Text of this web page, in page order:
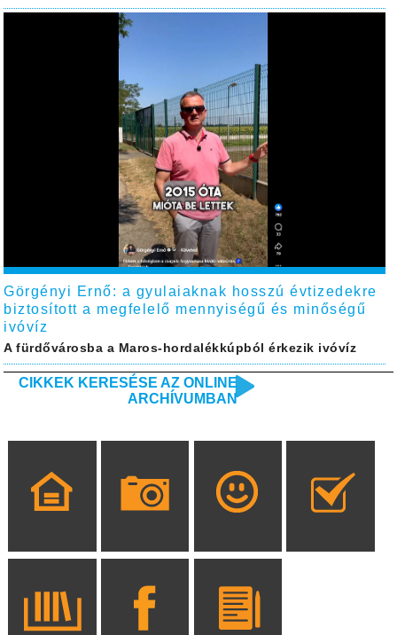
Görgényi Ernő: a gyulaiaknak hosszú évtizedekre
biztosított a megfelelő mennyiségű és minőségű
ivóvíz
A fürdővárosba a Maros-hordalékkúpból érkezik ivóvíz
CIKKEK KERESÉSE AZ ONLINE
ARCHÍVUMBAN